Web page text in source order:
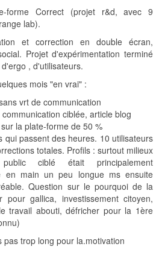
forme Correct (projet r&d, avec 9
lab).
et correction en double écran,
Projet d'expérimentation terminé
, d'utilisateurs.
mois "en vrai" :
vrt de communication
ciblée, article blog
la plate-forme de 50 %
qui passent des heures. 10 utilisateurs
totales. Profils : surtout milieux
ciblé était principalement
en main un peu longue ms ensuite
Question sur le pourquoi de la
pour gallica, investissement citoyen,
travail abouti, défricher pour la 1ère
pas trop long pour la.motivation